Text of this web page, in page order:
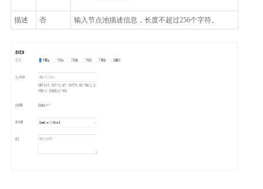
描述 否 输入节点池描述信息，长度不超过256个字符。